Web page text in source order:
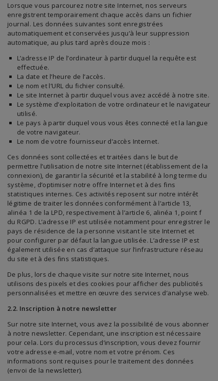
Lorsque vous parcourez notre site Internet, nos serveurs
enregistrent temporairement chaque accès dans un fichier
journal. Les données suivantes sont enregistrées
automatiquement et conservées jusqu’à leur suppression
automatique, au plus tard après douze mois :
L’adresse IP de l’ordinateur à partir duquel la requête est
effectuée.
La date et l’heure de l’accès.
Le nom et l’URL du fichier consulté.
Le site Internet à partir duquel vous avez accédé à notre site.
Le système d’exploitation de votre ordinateur et le navigateur
utilisé.
Le pays à partir duquel vous vous êtes connecté et la langue
de votre navigateur.
Le nom de votre fournisseur d’accès Internet.
Ces données sont collectées et traitées dans le but de
permettre l’utilisation de notre site Internet (établissement de la
connexion), de garantir la sécurité et la stabilité à long terme du
système, d’optimiser notre offre Internet et à des fins
statistiques internes. Ces activités reposent sur notre intérêt
légitime de traiter les données conformément à l’article 13,
alinéa 1 de la LPD, respectivement à l’article 6, alinéa 1, point f
du RGPD. L’adresse IP est utilisée notamment pour enregistrer le
pays de résidence de la personne visitant le site Internet et
pour configurer par défaut la langue utilisée. L’adresse IP est
également utilisée en cas d’attaque sur l’infrastructure réseau
du site et à des fins statistiques.
De plus, lors de chaque visite sur notre site Internet, nous
utilisons des pixels et des cookies pour afficher des publicités
personnalisées et mettre en œuvre des services d’analyse web.
2.2. Inscription à notre newsletter
Sur notre site Internet, vous avez la possibilité de vous abonner
à notre newsletter. Cependant, une inscription est nécessaire
pour cela. Lors du processus d’inscription, vous devez fournir
votre adresse e-mail, votre nom et votre prénom. Ces
informations sont requises pour le traitement des données
(envoi de la newsletter).